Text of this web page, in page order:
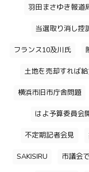
羽田まさゆき報道
当選取り消し控
フランス10及川氏
土地を売却すれば
横浜市旧市庁舎問題
はよ予算委員会
不定期記者会見
SAKISIRU 市議会